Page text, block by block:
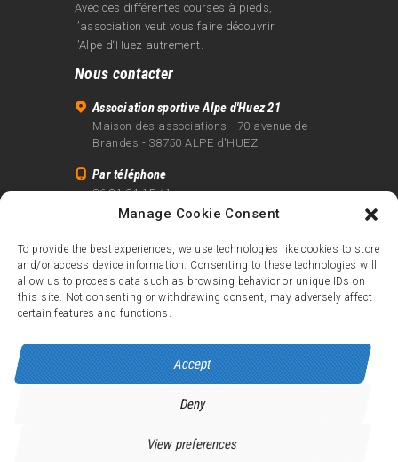
Manage Cookie Consent
To provide the best experiences, we use technologies like cookies to store
and/or access device information. Consenting to these technologies will
allow us to process data such as browsing behavior or unique IDs on
this site. Not consenting or withdrawing consent, may adversely affect
certain features and functions.
Accept
Deny
View preferences
Avec ces différentes courses à pieds,
l’association veut vous faire découvrir
l’Alpe d‘Huez autrement.
Nous contacter
Association sportive Alpe d'Huez 21
Maison des associations - 70 avenue de
Brandes - 38750 ALPE d'HUEZ
Par téléphone
06 81 24 15 41
info@alpe21.fr
Mentions légales
Contact
crédits